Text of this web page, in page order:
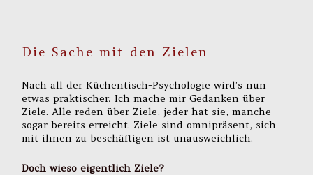
Die Sache mit den Zielen
Nach all der Küchentisch-Psychologie wird’s nun
etwas praktischer: Ich mache mir Gedanken über
Ziele. Alle reden über Ziele, jeder hat sie, manche
sogar bereits erreicht. Ziele sind omnipräsent, sich
mit ihnen zu beschäftigen ist unausweichlich.
Doch wieso eigentlich Ziele?